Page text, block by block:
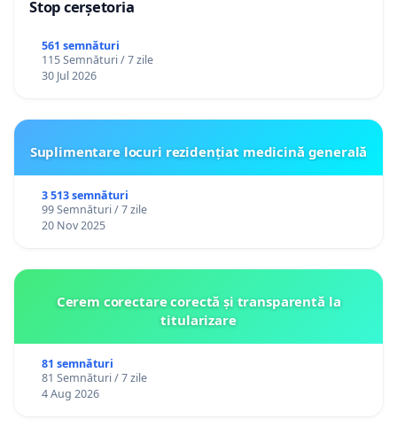
Stop cerșetoria
561 semnături
115 Semnături / 7 zile
30 Jul 2026
Suplimentare locuri rezidențiat medicină generală
3 513 semnături
99 Semnături / 7 zile
20 Nov 2025
Cerem corectare corectă și transparentă la
titularizare
81 semnături
81 Semnături / 7 zile
4 Aug 2026